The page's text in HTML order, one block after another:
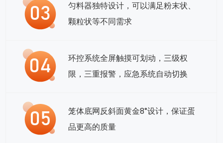
匀料器独特设计，可以满足粉末状、
颗粒状等不同需求
环控系统全屏触摸可划动，三级权
限，三重报警，应急系统自动切换
笼体底网反斜面黄金8°设计，保证蛋
品更高的质量